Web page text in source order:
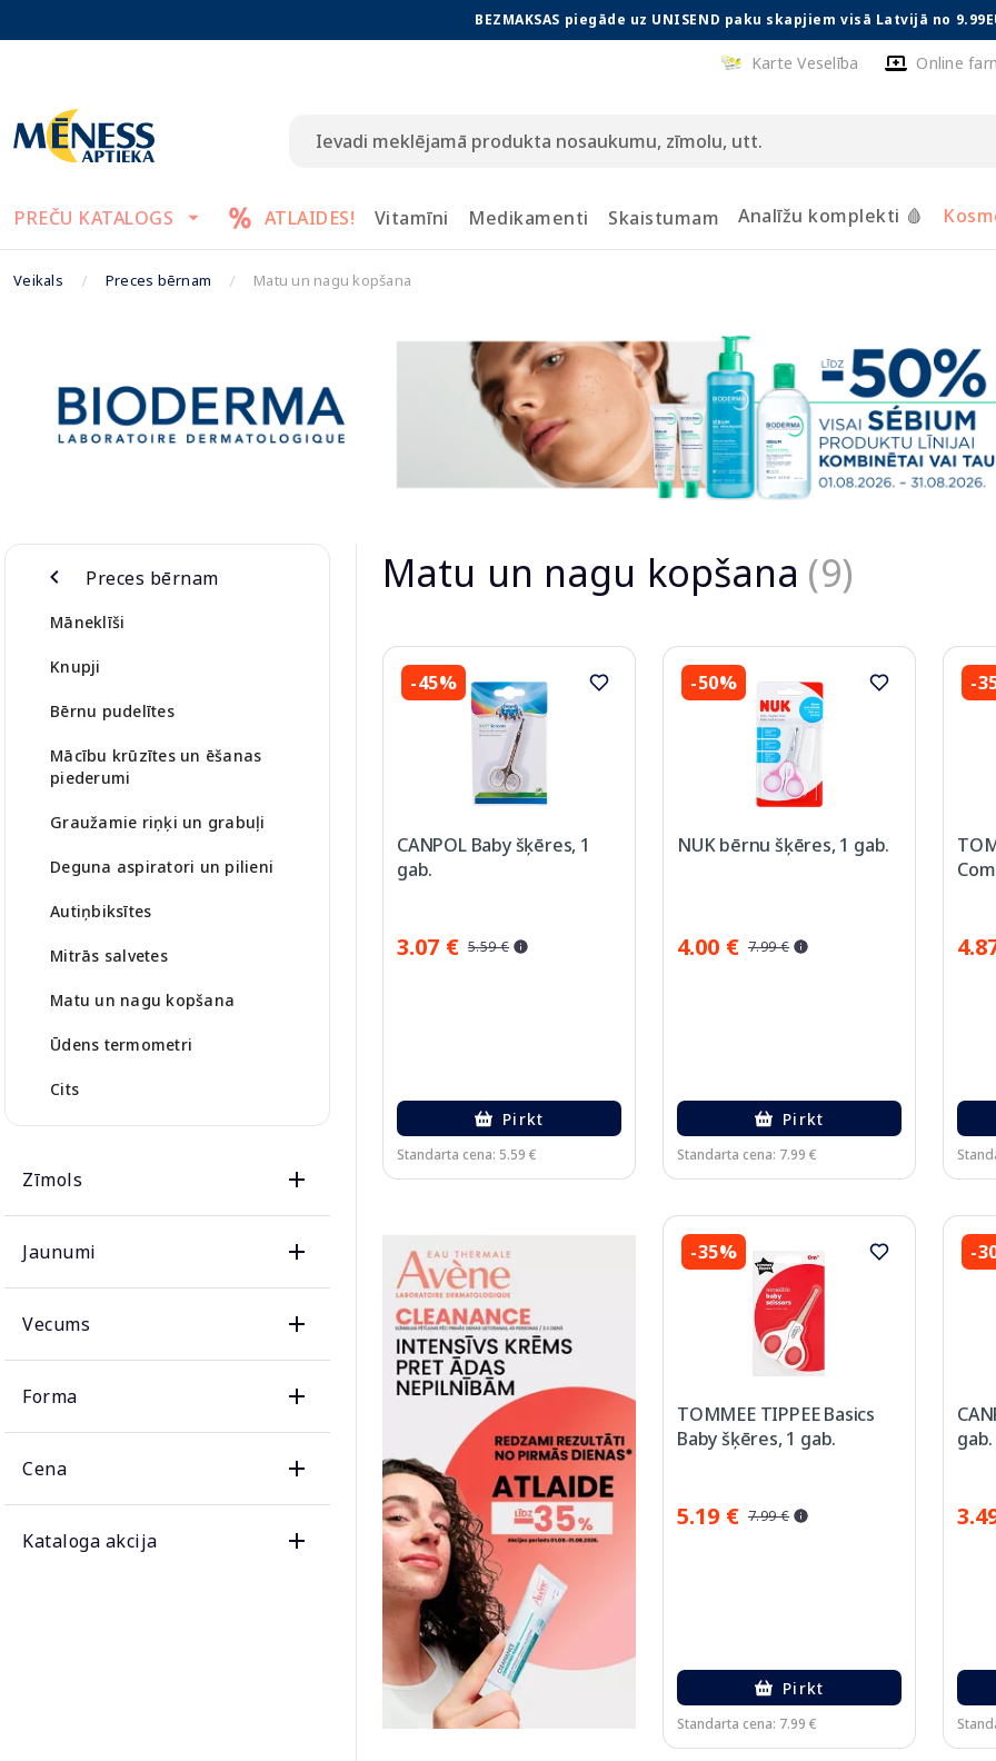
BEZMAKSAS piegāde uz UNISEND paku skapjiem visā Latvijā no
Karte Veselība Online
PREČU KATALOGS ATLAIDES! Vitamīni Medikamenti Skaistumam Analīžu komplekti 🩸
Veikals Preces bērnam Matu un nagu kopšana
Preces bērnam
Māneklīši
Knupji
Bērnu pudelītes
Mācību krūzītes un ēšanas
piederumi
Graužamie riņķi un grabuļi
Deguna aspiratori un pilieni
Autiņbiksītes
Mitrās salvetes
Matu un nagu kopšana
Ūdens termometri
Cits
Zīmols
Jaunumi
Vecums
Forma
Cena
Kataloga akcija
Matu un nagu kopšana (9)
-45%
CANPOL Baby šķēres, 1
gab.
3.07 € 5.59 €
Pirkt
Standarta cena: 5.59 €
-50%
NUK bērnu šķēres, 1 gab.
4.00 € 7.99 €
Pirkt
Standarta cena: 7.99 €
-
-35%
TOMMEE TIPPEE Basics
Baby šķēres, 1 gab.
5.19 € 7.99 €
Pirkt
Standarta cena: 7.99 €
-
gab.